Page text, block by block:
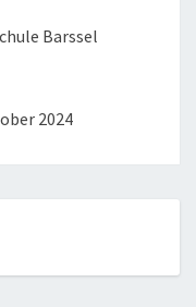
Barssel
2024